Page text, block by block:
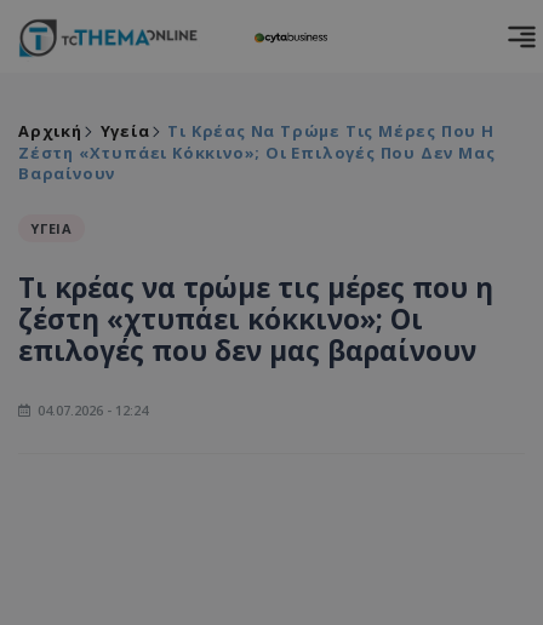
Αρχική Υγεία
Τι Κρέας Να Τρώμε Τις Μέρες Που Η
Ζέστη «χτυπάει Κόκκινο»; Οι Επιλογές Που Δεν Μας
Βαραίνουν
ΥΓΕΙΑ
Τι κρέας να τρώμε τις μέρες που η
ζέστη «χτυπάει κόκκινο»; Οι
επιλογές που δεν μας βαραίνουν
04.07.2026 - 12:24